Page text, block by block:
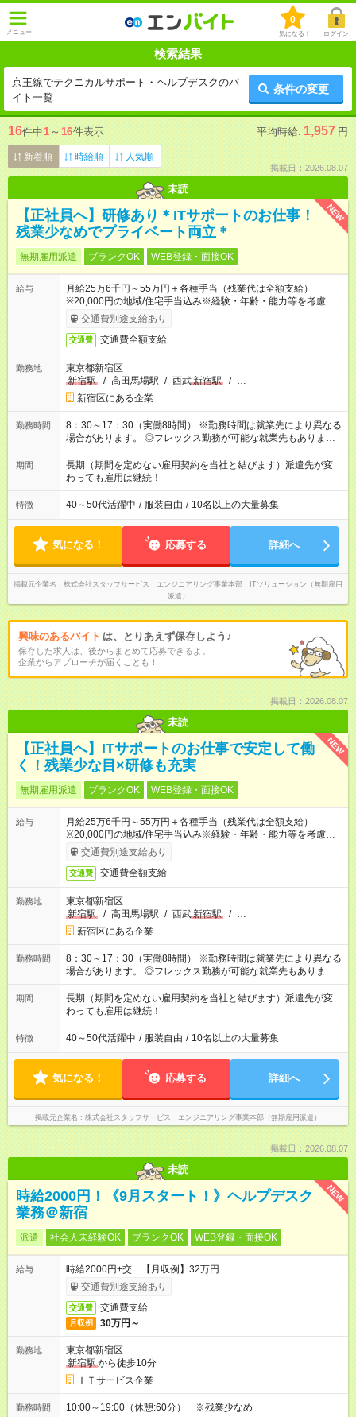
メニュー
0
気になる！ ログイン
検索結果
京王線でテクニカルサポート・ヘルプデスクのバ
イト一覧
条件の変更
16件中1 ～ 16件表示 平均時給: 1,957 円
新着順 時給順 人気順
掲載日：2026.08.07
未読
NEW
【正社員へ】研修あり＊ITサポートのお仕事！
残業少なめでプライベート両立＊
無期雇用派遣 ブランクOK WEB登録・面接OK
給与
月給25万6千円～55万円＋各種手当（残業代は全額支給）
※20,000円の地域/住宅手当込み※経験・年齢・能力等を考慮し
て加給・優遇します。★同一就業先で1年以上継続したら月1万
円の継続手当支給
交通費別途支給あり
交通費 交通費全額支給
勤務地
東京都新宿区
新宿駅
/ 高田馬場駅 / 西武新宿駅 / …
新宿区にある企業
勤務時間
8：30～17：30（実働8時間） ※勤務時間は就業先により異なる
場合があります。 ◎フレックス勤務が可能な就業先もありま
す。 ◎今よりもさらに働きやすい環境をつくるべく、 働き方
改革に全社をあげて取り組んでいます。
期間
長期（期間を定めない雇用契約を当社と結びます）派遣先が変
わっても雇用は継続！
特徴 40～50代活躍中 / 服装自由 / 10名以上の大量募集
気になる！ 応募する 詳細へ
掲載元企業名
株式会社スタッフサービス エンジニアリング事業本部 ITソリューション（無期雇用
派遣）
興味のあるバイト は、とりあえず保存しよう♪
保存した求人は、後からまとめて応募できるよ。
企業からアプローチが届くことも！
掲載日：2026.08.07
未読
NEW
【正社員へ】ITサポートのお仕事で安定して働
く！残業少な目×研修も充実
無期雇用派遣 ブランクOK WEB登録・面接OK
給与
月給25万6千円～55万円＋各種手当（残業代は全額支給）
※20,000円の地域/住宅手当込み※経験・年齢・能力等を考慮し
て加給・優遇します。★同一就業先で1年以上継続したら月1万
円の継続手当支給
交通費別途支給あり
交通費 交通費全額支給
勤務地
東京都新宿区
新宿駅
/ 高田馬場駅 / 西武新宿駅 / …
新宿区にある企業
勤務時間
8：30～17：30（実働8時間） ※勤務時間は就業先により異なる
場合があります。 ◎フレックス勤務が可能な就業先もありま
す。 ◎今よりもさらに働きやすい環境をつくるべく、 働き方
改革に全社をあげて取り組んでいます。
期間
長期（期間を定めない雇用契約を当社と結びます）派遣先が変
わっても雇用は継続！
特徴 40～50代活躍中 / 服装自由 / 10名以上の大量募集
気になる！ 応募する 詳細へ
掲載元企業名 株式会社スタッフサービス エンジニアリング事業本部（無期雇用派遣）
掲載日：2026.08.07
未読
NEW
時給2000円！《9月スタート！》ヘルプデスク
業務＠新宿
派遣 社会人未経験OK ブランクOK WEB登録・面接OK
給与
時給2000円+交 【月収例】32万円
交通費別途支給あり
交通費 交通費支給
月収例 30万円～
勤務地
東京都新宿区
新宿駅から徒歩10分
ＩＴサービス企業
勤務時間 10:00～19:00（休憩:60分） ※残業少なめ